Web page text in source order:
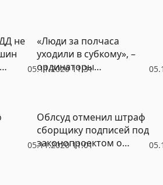
05.11.2020 11:31
не
«Люди за полчаса
уходили в субкому», –
ординаторы
05.11.2020 11:01
Облсуд отменил штраф
сборщику подписей под
законопроектом о